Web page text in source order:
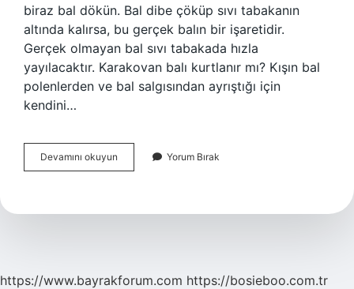
biraz bal dökün. Bal dibe çöküp sıvı tabakanın
altında kalırsa, bu gerçek balın bir işaretidir.
Gerçek olmayan bal sıvı tabakada hızla
yayılacaktır. Karakovan balı kurtlanır mı? Kışın bal
polenlerden ve bal salgısından ayrıştığı için
kendini…
Devamını okuyun Karakovan
Balı
Yorum Bırak
https://www.bayrakforum.com https://bosieboo.com.tr